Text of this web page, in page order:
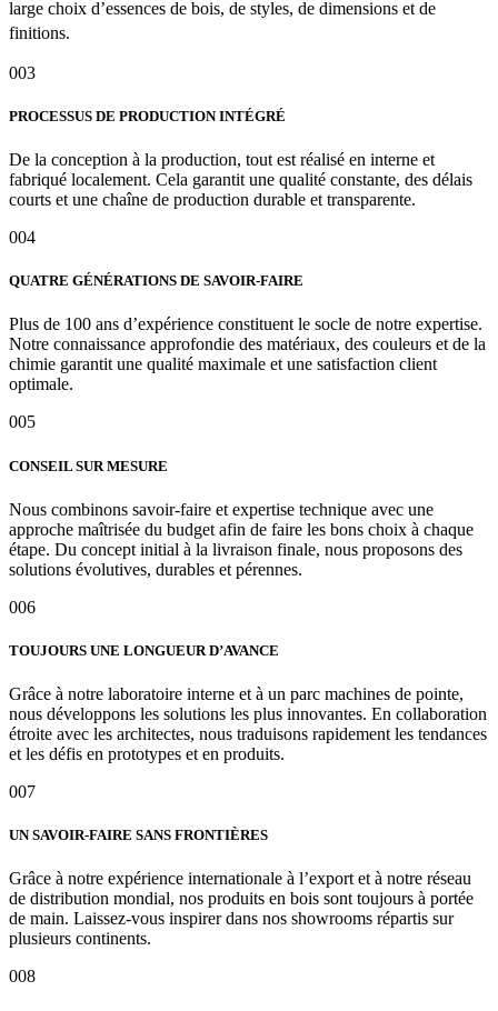
large choix d’essences de bois, de styles, de dimensions et de
finitions.
003
PROCESSUS DE PRODUCTION INTÉGRÉ
De la conception à la production, tout est réalisé en interne et
fabriqué localement. Cela garantit une qualité constante, des délais
courts et une chaîne de production durable et transparente.
004
QUATRE GÉNÉRATIONS DE SAVOIR-FAIRE
Plus de 100 ans d’expérience constituent le socle de notre expertise.
Notre connaissance approfondie des matériaux, des couleurs et de la
chimie garantit une qualité maximale et une satisfaction client
optimale.
005
CONSEIL SUR MESURE
Nous combinons savoir-faire et expertise technique avec une
approche maîtrisée du budget afin de faire les bons choix à chaque
étape. Du concept initial à la livraison finale, nous proposons des
solutions évolutives, durables et pérennes.
006
TOUJOURS UNE LONGUEUR D’AVANCE
Grâce à notre laboratoire interne et à un parc machines de pointe,
nous développons les solutions les plus innovantes. En collaboration
étroite avec les architectes, nous traduisons rapidement les tendances
et les défis en prototypes et en produits.
007
UN SAVOIR-FAIRE SANS FRONTIÈRES
Grâce à notre expérience internationale à l’export et à notre réseau
de distribution mondial, nos produits en bois sont toujours à portée
de main. Laissez-vous inspirer dans nos showrooms répartis sur
plusieurs continents.
008